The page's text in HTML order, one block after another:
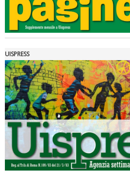
Tiziano Pesce nel Cda di Fondazione
UISPRESS